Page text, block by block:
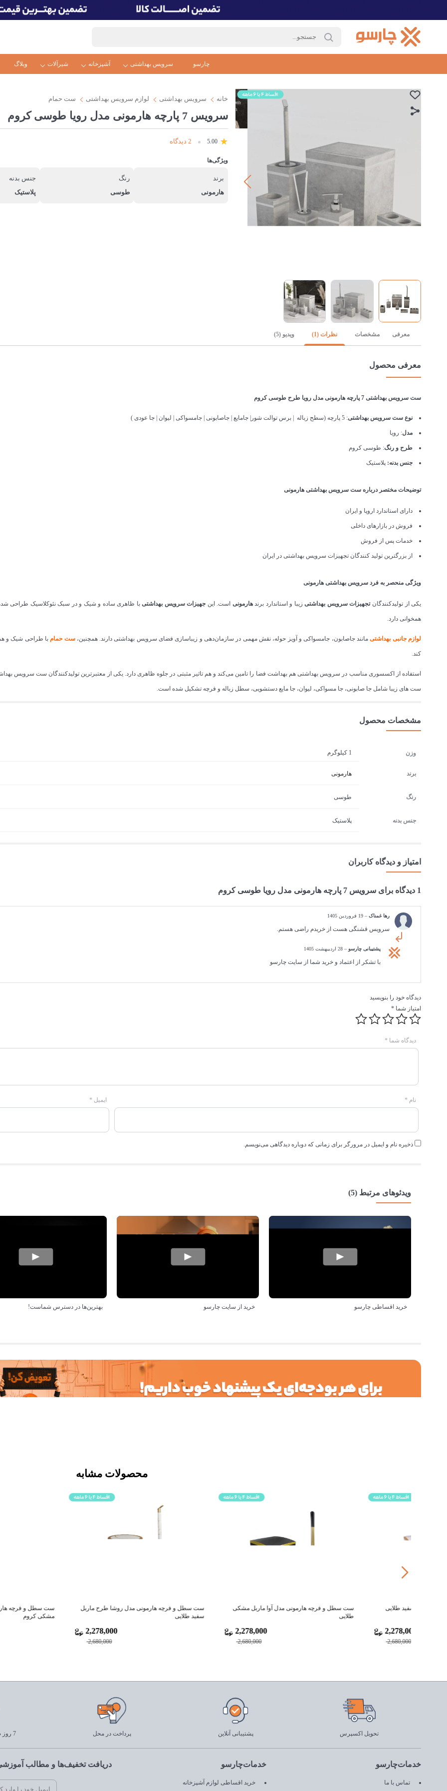
چارسو سرویس بهداشتی آشپزخانه شیرآلات وبلاگ
خانه سرویس بهداشتی لوازم سرویس بهداشتی ست حمام
سرویس 7 پارچه هارمونی مدل رویا طوسی کروم
5.00 2 دیدگاه
ویژگی‌ها
برند
هارمونی
رنگ
طوسی
جنس بدنه
پلاستیک
معرفی مشخصات نظرات (1) ویدیو (5)
معرفی محصول
ست سرویس بهداشتی 7 پارچه هارمونی مدل رویا طرح طوسی کروم
نوع ست سرویس بهداشتی: 5 پارچه (سطح زباله | برس توالت شور| جامایع | جاصابونی | جامسواکی | لیوان | جا عودی )
مدل: رویا
طرح و رنگ: طوسی کروم
جنس بدنه: پلاستیک
توضیحات مختصر درباره ست سرویس بهداشتی هارمونی
دارای استاندارد اروپا و ایران
فروش در بازارهای داخلی
خدمات پس از فروش
از بزرگترین تولید کنندگان تجهیزات سرویس بهداشتی در ایران
ویژگی منحصر به فرد سرویس بهداشتی هارمونی
یکی از تولیدکنندگانتجهیزات سرویس بهداشتی زیبا و استاندارد برندهارمونی است. این جهیزات سرویس بهداشتیبا ظاهری ساده و شیک و در سبک نئوکلاسیک طراحی شده
همخوانی دارد.
لوازم جانبی بهداشتیمانند جا‌صابون، جا‌مسواکی و آویز حوله، نقش مهمی در سازمان‌دهی و زیباسازی فضای سرویس بهداشتی دارند. همچنین،ست حمام با طراحی شیک و
کند.
استفاده از اکسسوری‌ مناسب در سرویس بهداشتی هم بهداشت فضا را تامین می‌کند و هم تاثیر مثبتی در جلوه ظاهری دارد. یکی از معتبرترین تولیدکنندگان ست سرویس
ست های زیبا شامل جا صابونی، جا مسواکی، لیوان، جا مایع دستشویی، سطل زباله و فرچه تشکیل شده است.
مشخصات محصول
وزن 1 کیلوگرم
برند هارمونی
رنگ طوسی
جنس بدنه پلاستیک
امتیاز و دیدگاه کاربران
1 دیدگاه برای سرویس 7 پارچه هارمونی مدل رویا طوسی کروم
رها غمناک – 19 فروردین 1405
سرویس قشنگی هست از خریدم راضی هستم.
پشتیبانی چارسو – 28 اردیبهشت 1405
با تشکر از اعتماد و خرید شما از سایت چارسو
دیدگاه خود را بنویسید
امتیاز شما *
دیدگاه شما *
نام * ایمیل *
ذخیره نام و ایمیل در مرورگر برای زمانی که دوباره دیدگاهی می‌نویسم.
ویدئوهای مرتبط (5)
خرید اقساطی چارسو خرید از سایت چارسو بهترین‌ها در دسترس شماست!
محصولات مشابه
ست سطل و فرچه هارمونی مدل آوا ماربل مشکی
ست سطل و فرچه هارمونی مدل روشا طرح ماربل
ست سطل و فرچه هارمونی مدل روشا
تحویل اکسپرس پشتیبانی آنلاین پرداخت در محل 7 روز ضمانت بازگشت
خدمات‌چارسو
تماس با ما
خدمات‌چارسو
خرید اقساطی لوازم آشپزخانه
دریافت تخفیف‌ها و مطالب